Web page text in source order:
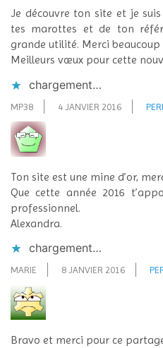
Je découvre ton site et je
tes marottes et de ton
grande utilité. Merci
Meilleurs vœux pour cette
chargement…
MP38 4 JANVIER 2016
Ton site est une mine d’or,
Que cette année 2016
professionnel.
Alexandra.
chargement…
MARIE 8 JANVIER 2016
Bravo et merci pour ce